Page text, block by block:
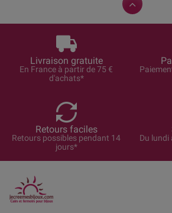
Livraison gratuite
En France à partir de 75 €
d'achats*
Retours faciles
Retours possibles pendant 14
jours*
Du lundi